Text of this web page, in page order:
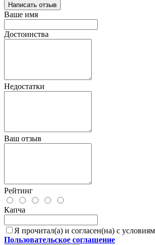
Написать отзыв
Ваше имя
Достоинства
Недостатки
Ваш отзыв
Рейтинг
Капча
Я прочитал(а) и согласен(на) с
Пользовательское соглашение